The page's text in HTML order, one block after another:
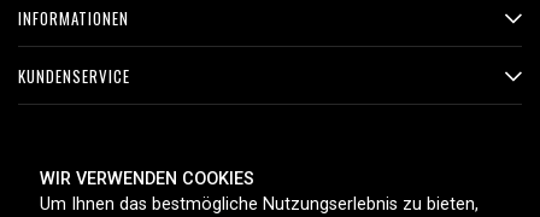
INFORMATIONEN
KUNDENSERVICE
ZAHLUNGSMETHODEN
WIR VERWENDEN COOKIES
Um Ihnen das bestmögliche Nutzungserlebnis zu bieten,